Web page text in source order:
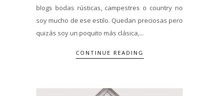
blogs bodas rústicas, campestres o country no
soy mucho de ese estilo. Quedan preciosas pero
quizás soy un poquito más clásica,...
CONTINUE READING